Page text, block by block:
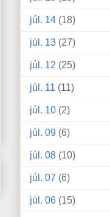
júl. 14 (18)
júl. 13 (27)
júl. 12 (25)
júl. 11 (11)
júl. 10 (2)
júl. 09 (6)
júl. 08 (10)
júl. 07 (6)
júl. 06 (15)